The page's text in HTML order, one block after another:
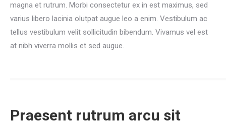
magna et rutrum. Morbi consectetur ex in est maximus, sed
varius libero lacinia olutpat augue leo a enim. Vestibulum ac
tellus vestibulum velit sollicitudin bibendum. Vivamus vel est
at nibh viverra mollis et sed augue.
Praesent rutrum arcu sit